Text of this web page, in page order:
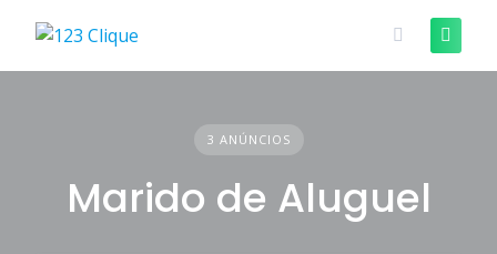
content
3 ANÚNCIOS
Marido de Aluguel